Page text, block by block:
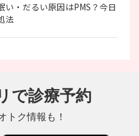
い・だるい原因はPMS？今日
法
で診療予約
トク情報も！